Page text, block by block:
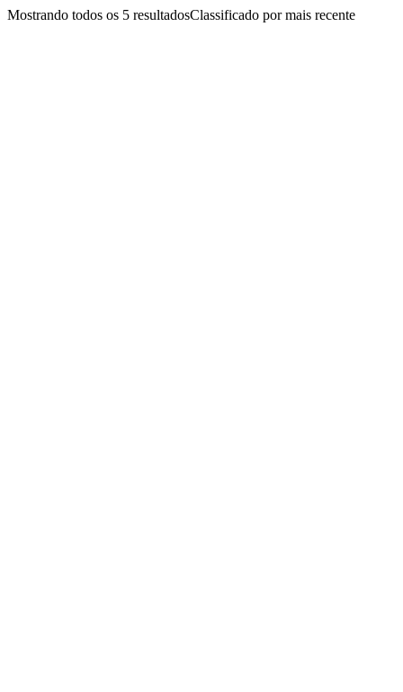
Mostrando todos os 5 resultadosClassificado por mais recente